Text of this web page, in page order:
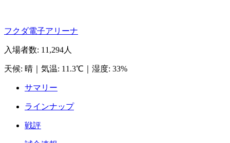
フクダ電子アリーナ
入場者数: 11,294人
天候: 晴 気温: 11.3℃ 湿度: 33%
サマリー
ラインナップ
戦評